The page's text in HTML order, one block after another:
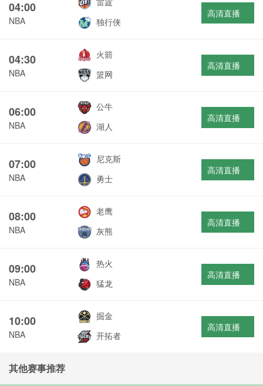
04:00
NBA
独行侠
高清直播
04:30
NBA
火箭
篮网
高清直播
06:00
NBA
公牛
湖人
高清直播
07:00
NBA
尼克斯
勇士
高清直播
08:00
NBA
老鹰
灰熊
高清直播
09:00
NBA
热火
猛龙
高清直播
10:00
NBA
掘金
开拓者
高清直播
其他赛事推荐